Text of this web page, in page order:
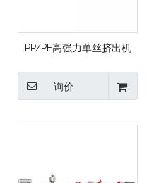
PP/PE高强力单丝挤出机
询价